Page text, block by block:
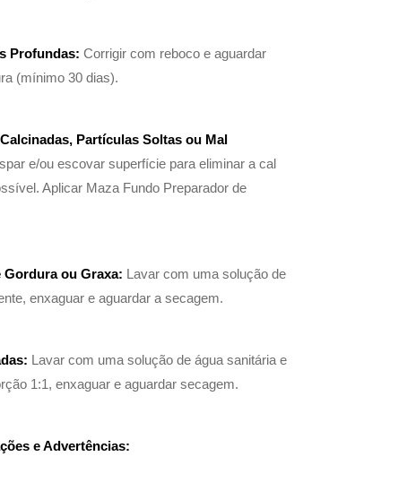
Profundas: Corrigir com reboco e aguardar
(mínimo 30 dias).
Partículas Soltas ou Mal
e/ou escovar superfície para eliminar a cal
Aplicar Maza Fundo Preparador de
Gordura ou Graxa: Lavar com uma solução de
enxaguar e aguardar a secagem.
Lavar com uma solução de água sanitária e
1:1, enxaguar e aguardar secagem.
e Advertências: